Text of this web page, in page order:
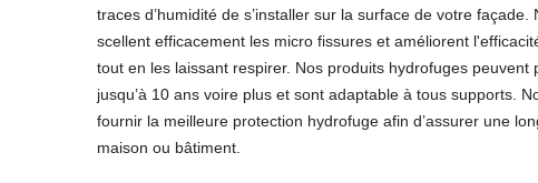
traces d’humidité de s’installer sur la surface de votre
scellent efficacement les micro fissures et améliorent
tout en les laissant respirer. Nos produits hydrofuges peuvent
jusqu’à 10 ans voire plus et sont adaptable à tous supports.
fournir la meilleure protection hydrofuge afin d’assurer une
maison ou bâtiment.